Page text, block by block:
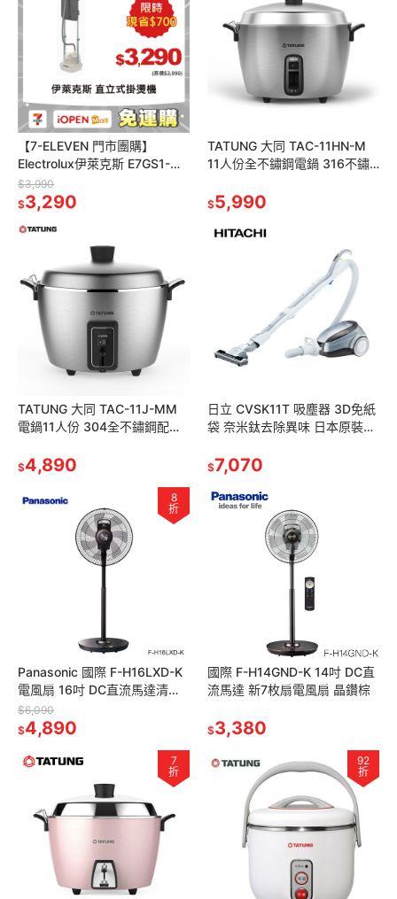
【7-ELEVEN 門市團購】
Electrolux伊萊克斯 E7GS1-
$3,990
$3,290
TATUNG 大同 TAC-11HN-M
11人份全不鏽鋼電鍋 316不鏽
$5,990
TATUNG 大同 TAC-11J-MM
電鍋11人份 304全不鏽鋼配件
$4,890
日立 CVSK11T 吸塵器 3D免紙
袋 奈米鈦去除異味 日本原裝進
$7,070
8
折
Panasonic 國際 F-H16LXD-K
電風扇 16吋 DC直流馬達清淨
型 7枚扇 晶鑽棕
$6,090
$4,890
國際 F-H14GND-K 14吋 DC直
流馬達 新7枚扇電風扇 晶鑽棕
$3,380
7
折
92
折